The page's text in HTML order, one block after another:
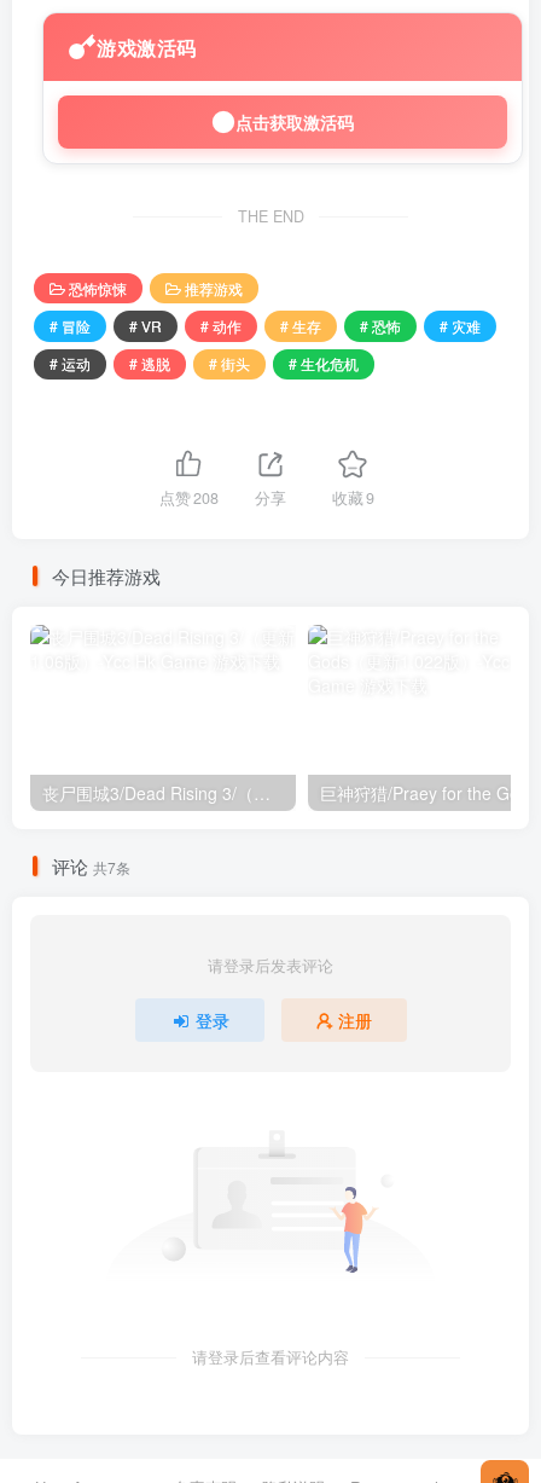
游戏激活码
点击获取激活码
THE END
恐怖惊悚
推荐游戏
# 冒险
# VR # 动作 # 生存 # 恐怖
# 灾难
# 运动
# 逃脱 # 街头 # 生化危机
点赞208 分享 收藏9
今日推荐游戏
丧尸围城3/Dead Rising 3/（更新1.06版）
评论 共7条
请登录后发表评论
登录 注册
请登录后查看评论内容